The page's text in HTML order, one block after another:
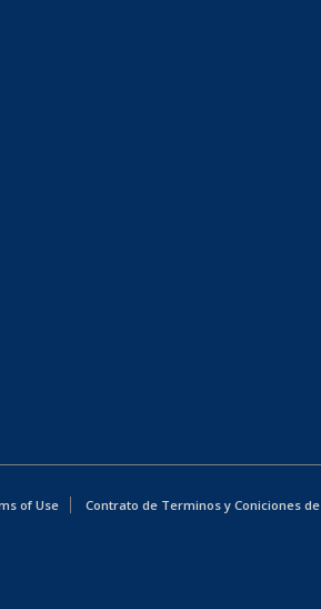
of Use
Contrato de Terminos y Coniciones de